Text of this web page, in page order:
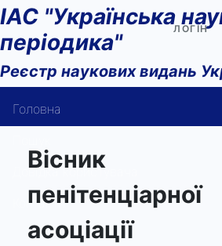
ІАС "Українська
періодика"
Реєстр наукових видань
ЛОГІН
Головна
Довідка користувача
Контакти
Вісник
пенітенціарної
асоціації